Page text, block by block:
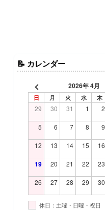
📝 カレンダー
2026年 4月
日 月 火 水 木
29 30 31 1 2
5 6 7 8 9
12 13 14 15 16
19 20 21 22 23
26 27 28 29 30
休日：土曜・日曜・祝日